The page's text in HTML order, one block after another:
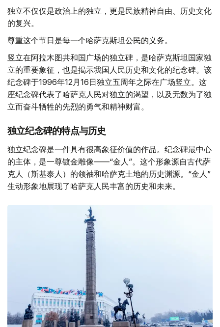
独立不仅仅是政治上的独立，更是民族精神自由、历史文化
的复兴。
尊重这个节日是每一个哈萨克斯坦公民的义务。
竖立在阿拉木图共和国广场的独立碑，是哈萨克斯坦国家独
立的重要象征，也是揭示我国人民历史和文化的纪念碑。该
纪念碑于1996年12月16日独立五周年之际在广场竖立。这
座纪念碑代表了哈萨克人民对独立的渴望，以及无数为了独
立而奋斗牺牲的先烈的勇气和精神财富。
独立纪念碑的特点与历史
独立纪念碑是一件具有很高象征价值的作品。纪念碑最中心
的主体，是一尊镀金雕像——“金人”。这个形象源自古代萨
克人（斯基泰人）的领袖和哈萨克土地的历史渊源。“金人”
生动形象地展现了哈萨克人民丰富的历史和未来。